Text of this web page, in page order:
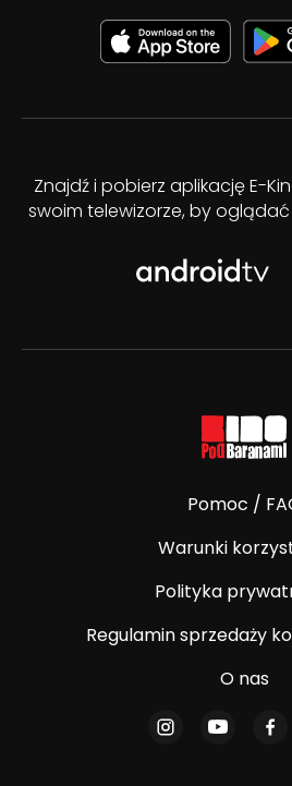
Znajdź i pobierz aplikację E-
swoim telewizorze, by
Pomoc /
Warunki
Polityka
Regulamin sprzedaży
O nas